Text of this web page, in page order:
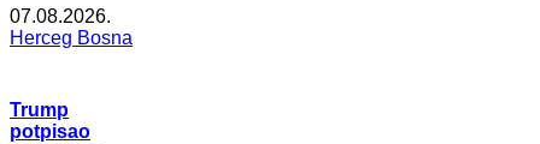
07.08.2026.
Herceg Bosna
Trump
potpisao